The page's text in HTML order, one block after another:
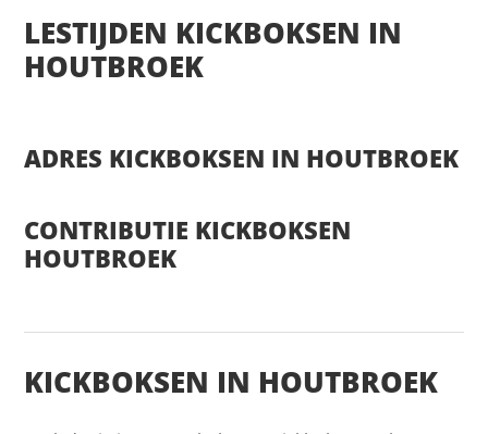
LESTIJDEN KICKBOKSEN IN
HOUTBROEK
ADRES KICKBOKSEN IN HOUTBROEK
CONTRIBUTIE KICKBOKSEN
HOUTBROEK
KICKBOKSEN IN HOUTBROEK